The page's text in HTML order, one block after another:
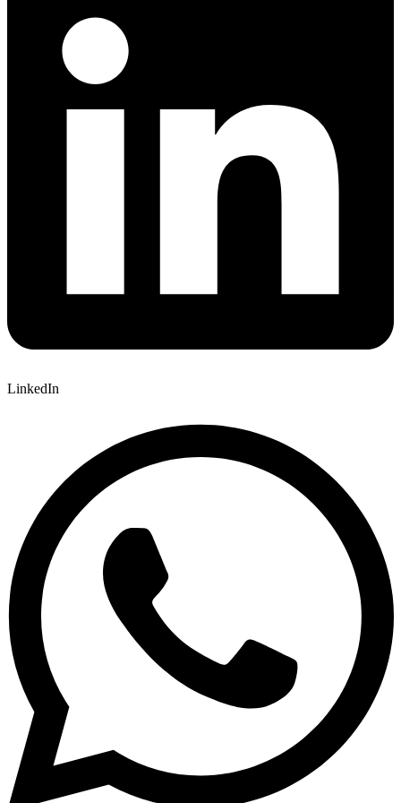
LinkedIn